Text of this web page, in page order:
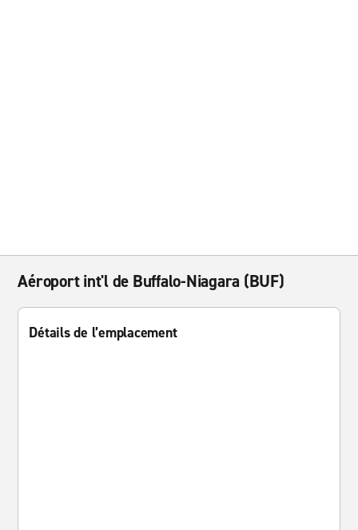
Aéroport int'l de Buffalo-Niagara (BUF)
Détails de l’emplacement